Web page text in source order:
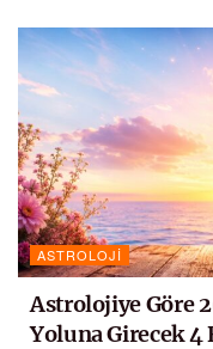
ASTROLOJI
Astrolojiye Göre
Yoluna Girecek 4